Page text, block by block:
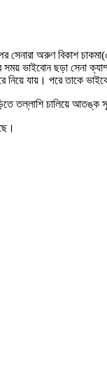
সেনারা অরুণ বিকাশ
সময় ভাইবোন ছড়া সেনা
নিয়ে যায়। পরে তাকে
তল্লাশি চালিয়ে আতঙ্ক